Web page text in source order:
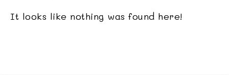
It looks like nothing was found here!